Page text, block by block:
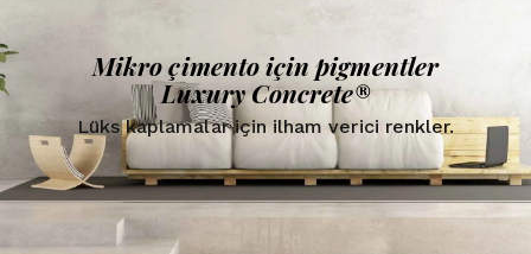
Mikro çimento için pigmentler
Luxury Concrete®
Lüks kaplamalar için ilham verici renkler.